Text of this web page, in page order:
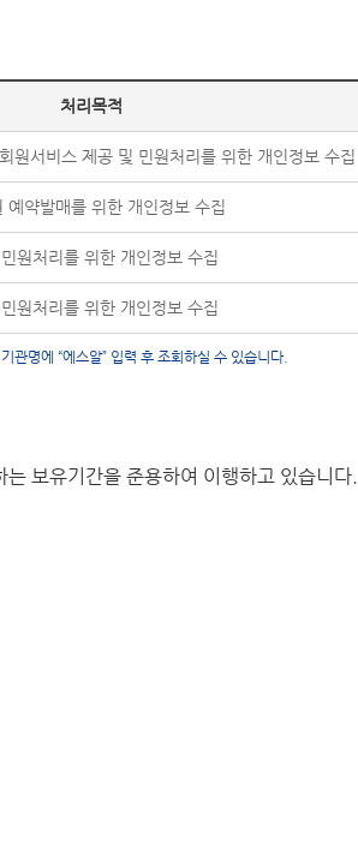
처리목적
원서비스 제공 및 민원처리를 위한 개인정보 수집
예약발매를 위한 개인정보 수집
원처리를 위한 개인정보 수집
원처리를 위한 개인정보 수집
명에 “에스알” 입력 후 조회하실 수 있습니다.
보유기간을 준용하여 이행하고 있습니다.